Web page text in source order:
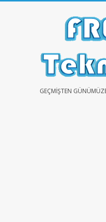
FREEGEÇMIŞTEN